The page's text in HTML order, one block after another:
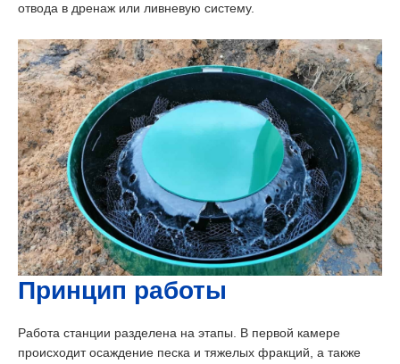
отвода в дренаж или ливневую систему.
Принцип работы
Работа станции разделена на этапы. В первой камере
происходит осаждение песка и тяжелых фракций, а также